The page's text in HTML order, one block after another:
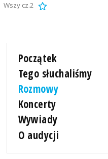
Wszy cz.2
Początek
Tego słuchaliśmy
Rozmowy
Koncerty
Wywiady
O audycji